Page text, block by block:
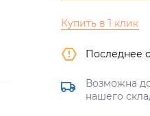
Купить в 1 клик
Последнее
Возможна
нашего